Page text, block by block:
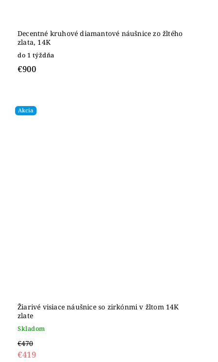
Decentné kruhové diamantové náušnice zo žltého
zlata, 14K
do 1 týždňa
€900
Akcia
Žiarivé visiace náušnice so zirkónmi v žltom 14K
zlate
Skladom
€470
€419